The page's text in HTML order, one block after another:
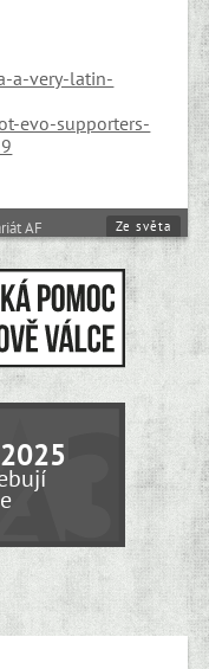
a-very-latin-
evo-supporters-
AF
Ze světa
Protesty